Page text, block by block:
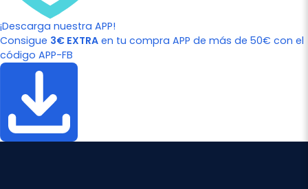
¡Descarga nuestra APP!
Consigue 3€ EXTRA en tu compra APP de más de 50€ con el
código APP-FB